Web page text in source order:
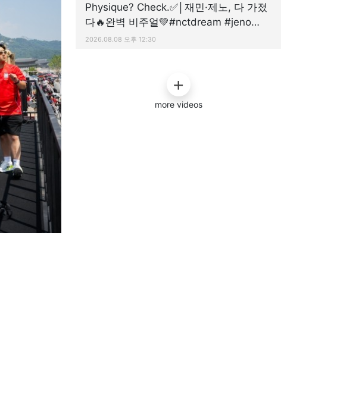
Physique? Check.✅│재민·제노, 다 가졌
다🔥완벽 비주얼💚#nctdream #jeno
#jaemin #엔시티드림
2026.08.08 오후 12:30
more videos